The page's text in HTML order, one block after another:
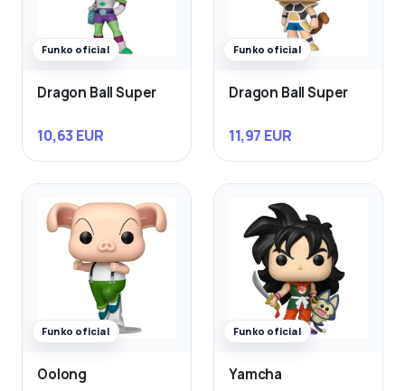
Funko oficial
Dragon Ball Super
10,63 EUR
Funko oficial
Dragon Ball Super
11,97 EUR
Funko oficial
Oolong
Funko oficial
Yamcha